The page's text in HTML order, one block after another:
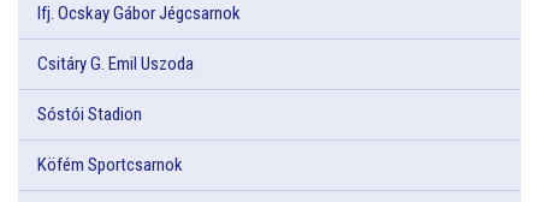
Ifj. Ocskay Gábor Jégcsarnok
Csitáry G. Emil Uszoda
Sóstói Stadion
Köfém Sportcsarnok